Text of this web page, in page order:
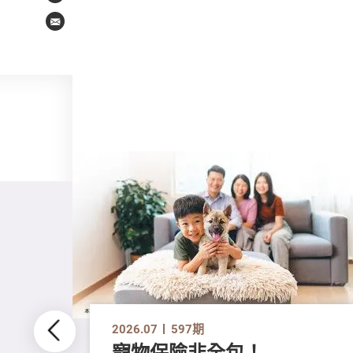
Email
2026.07 597期